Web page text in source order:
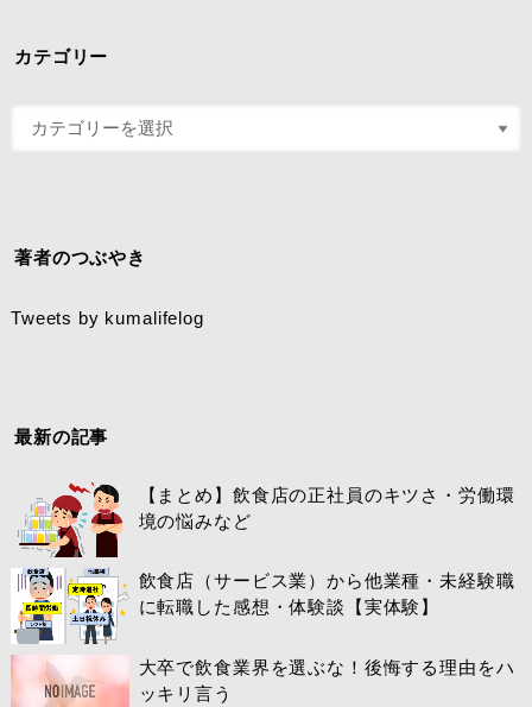
カテゴリー
著者のつぶやき
Tweets by kumalifelog
最新の記事
【まとめ】飲食店の正社員のキツさ・労働環
境の悩みなど
飲食店（サービス業）から他業種・未経験職
に転職した感想・体験談【実体験】
大卒で飲食業界を選ぶな！後悔する理由をハ
ッキリ言う